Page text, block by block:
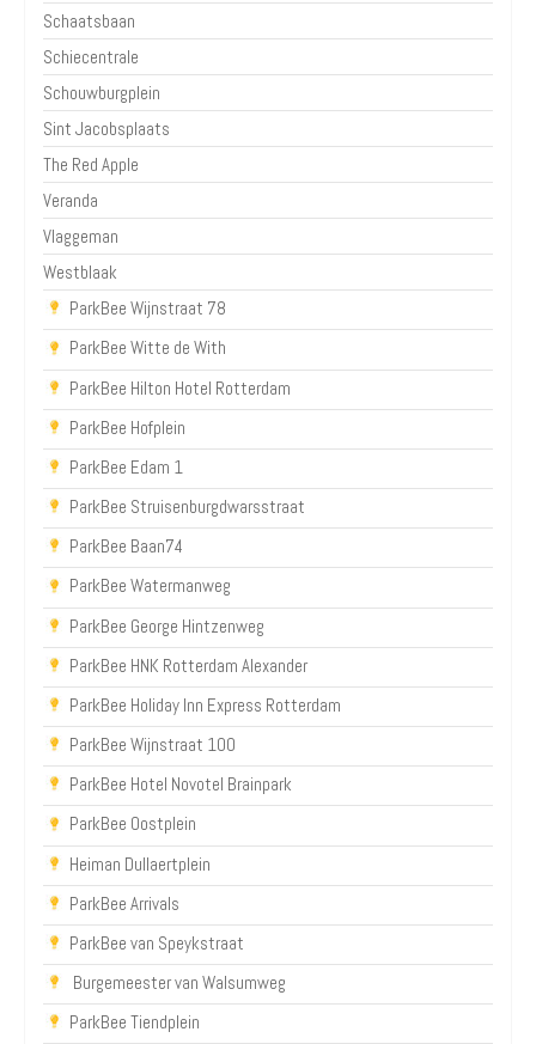
Schaatsbaan
Schiecentrale
Schouwburgplein
Sint Jacobsplaats
The Red Apple
Veranda
Vlaggeman
Westblaak
ParkBee Wijnstraat 78
ParkBee Witte de With
ParkBee Hilton Hotel Rotterdam
ParkBee Hofplein
ParkBee Edam 1
ParkBee Struisenburgdwarsstraat
ParkBee Baan74
ParkBee Watermanweg
ParkBee George Hintzenweg
ParkBee HNK Rotterdam Alexander
ParkBee Holiday Inn Express Rotterdam
ParkBee Wijnstraat 100
ParkBee Hotel Novotel Brainpark
ParkBee Oostplein
Heiman Dullaertplein
ParkBee Arrivals
ParkBee van Speykstraat
Burgemeester van Walsumweg
ParkBee Tiendplein